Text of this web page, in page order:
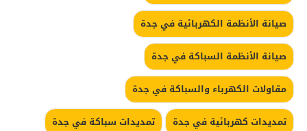
صيانة الأنظمة الكهربائية في جدة
صيانة الأنظمة السباكة في جدة
مقاولات الكهرباء والسباكة في جدة
تمديدات كهربائية في جدة
تمديدات سباكة في جدة